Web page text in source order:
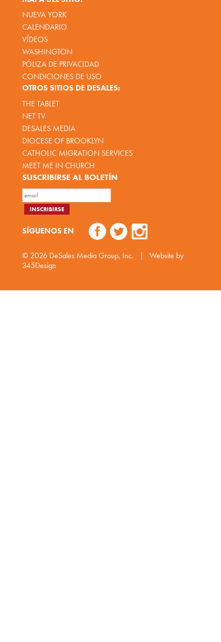
NUEVA YORK
CALENDARIO
VÍDEOS
WASHINGTON
PÓLIZA DE PRIVACIDAD
CONDICIONES DE USO
OTROS SITIOS DE DESALES:
THE TABLET
NET TV
DESALES MEDIA
DIOCESE OF BROOKLYN
CATHOLIC MIGRATION SERVICES
MEET ME IN CHURCH
SUSCRIBIRSE AL BOLETÍN
SÍGUENOS EN
© 2026 DeSales Media Group, Inc. |
Website by
345Design